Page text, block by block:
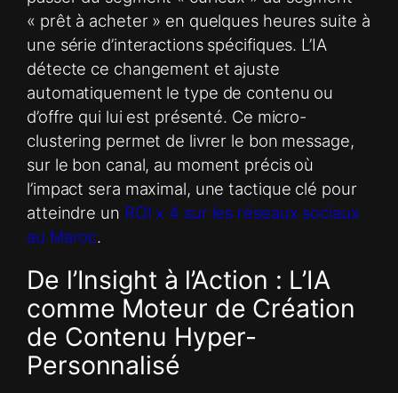
« prêt à acheter » en quelques heures suite à
une série d’interactions spécifiques. L’IA
détecte ce changement et ajuste
automatiquement le type de contenu ou
d’offre qui lui est présenté. Ce micro-
clustering permet de livrer le bon message,
sur le bon canal, au moment précis où
l’impact sera maximal, une tactique clé pour
atteindre un ROI x 4 sur les réseaux sociaux
au Maroc.
De l’Insight à l’Action : L’IA
comme Moteur de Création
de Contenu Hyper-
Personnalisé